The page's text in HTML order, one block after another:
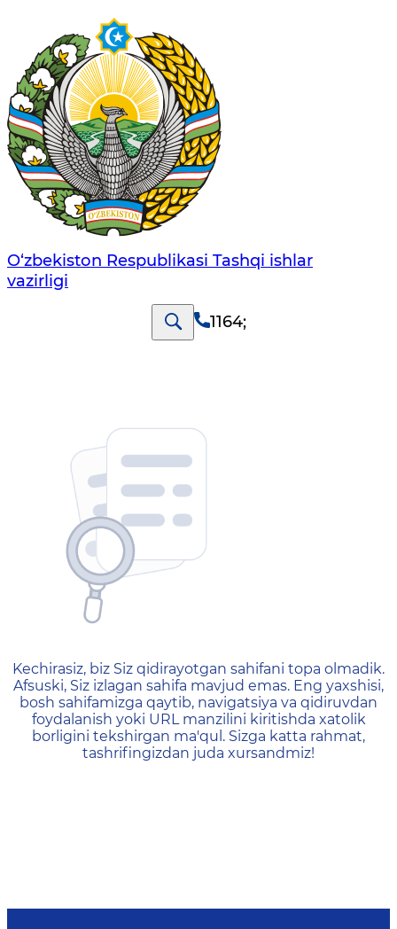
O‘zbеkistоn Rеspublikаsi Tashqi ishlаr
vаzirligi
1164;
404 — Страница не
Kechirasiz, biz Siz qidirayotgan sahifani topa olmadik.
Afsuski, Siz izlagan sahifa mavjud emas. Eng yaxshisi,
bosh sahifamizga qaytib, navigatsiya va qidiruvdan
foydalanish yoki URL manzilini kiritishda xatolik
borligini tekshirgan ma'qul. Sizga katta rahmat,
tashrifingizdan juda xursandmiz!